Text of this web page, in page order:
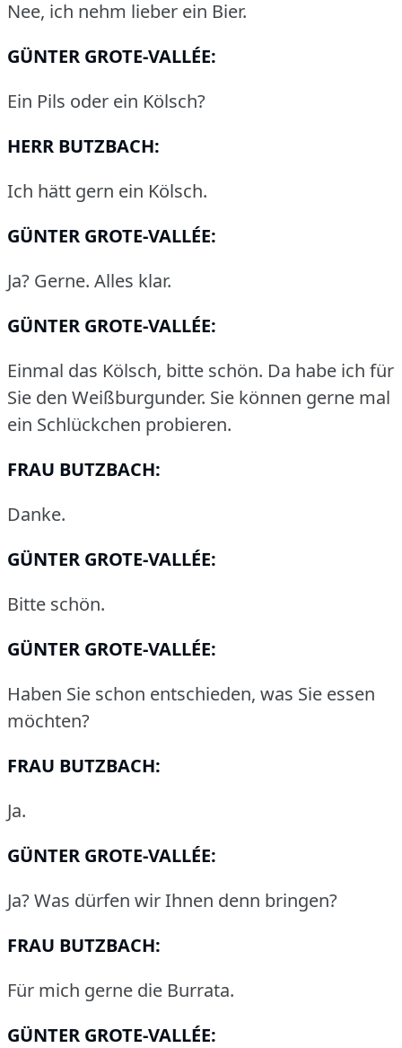
Nee, ich nehm lieber ein Bier.
GÜNTER GROTE-VALLÉE:
Ein Pils oder ein Kölsch?
HERR BUTZBACH:
Ich hätt gern ein Kölsch.
GÜNTER GROTE-VALLÉE:
Ja? Gerne. Alles klar.
GÜNTER GROTE-VALLÉE:
Einmal das Kölsch, bitte schön. Da habe ich für
Sie den Weißburgunder. Sie können gerne mal
ein Schlückchen probieren.
FRAU BUTZBACH:
Danke.
GÜNTER GROTE-VALLÉE:
Bitte schön.
GÜNTER GROTE-VALLÉE:
Haben Sie schon entschieden, was Sie essen
möchten?
FRAU BUTZBACH:
Ja.
GÜNTER GROTE-VALLÉE:
Ja?Was dürfen wir Ihnen denn bringen?
FRAU BUTZBACH:
Für mich gerne die Burrata.
GÜNTER GROTE-VALLÉE: